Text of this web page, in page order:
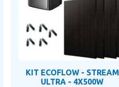
KIT ECOFLOW - STREAM
ULTRA - 4X500W